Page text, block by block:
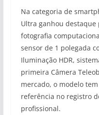
Na categoria de
Ultra ganhou destaque
fotografia
sensor de 1 polegada
Iluminação HDR,
primeira Câmera
mercado, o modelo
referência no registro
profissional.